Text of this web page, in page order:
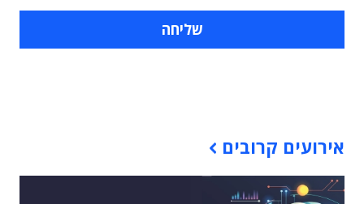
אירועים קרובים